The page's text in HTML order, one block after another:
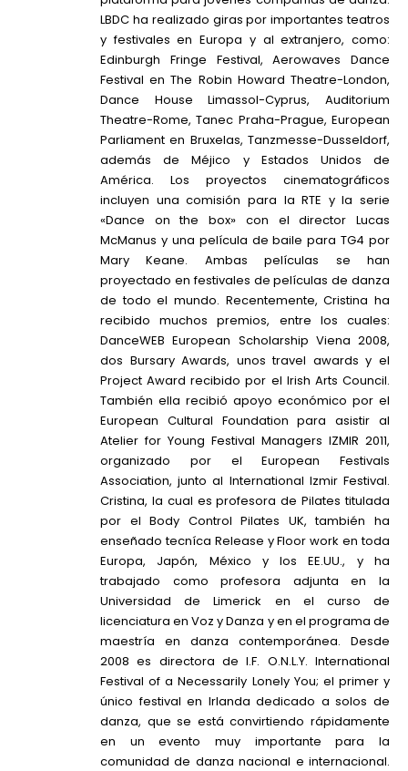
LBDC ha realizado giras por importantes teatros
y festivales en Europa y al extranjero, como:
Edinburgh Fringe Festival, Aerowaves Dance
Festival en The Robin Howard Theatre-London,
Dance House Limassol-Cyprus, Auditorium
Theatre-Rome, Tanec Praha-Prague, European
Parliament en Bruxelas, Tanzmesse-Dusseldorf,
además de Méjico y Estados Unidos de
América. Los proyectos cinematográficos
incluyen una comisión para la RTE y la serie
«Dance on the box» con el director Lucas
McManus y una película de baile para TG4 por
Mary Keane. Ambas películas se han
proyectado en festivales de películas de danza
de todo el mundo. Recentemente, Cristina ha
recibido muchos premios, entre los cuales:
DanceWEB European Scholarship Viena 2008,
dos Bursary Awards, unos travel awards y el
Project Award recibido por el Irish Arts Council.
También ella recibió apoyo económico por el
European Cultural Foundation para asistir al
Atelier for Young Festival Managers IZMIR 2011,
organizado por el European Festivals
Association, junto al International Izmir Festival.
Cristina, la cual es profesora de Pilates titulada
por el Body Control Pilates UK, también ha
enseñado tecníca Release y Floor work en toda
Europa, Japón, México y los EE.UU., y ha
trabajado como profesora adjunta en la
Universidad de Limerick en el curso de
licenciatura en Voz y Danza y en el programa de
maestría en danza contemporánea. Desde
2008 es directora de I.F. O.N.L.Y. International
Festival of a Necessarily Lonely You; el primer y
único festival en Irlanda dedicado a solos de
danza, que se está convirtiendo rápidamente
en un evento muy importante para la
comunidad de danza nacional e internacional.